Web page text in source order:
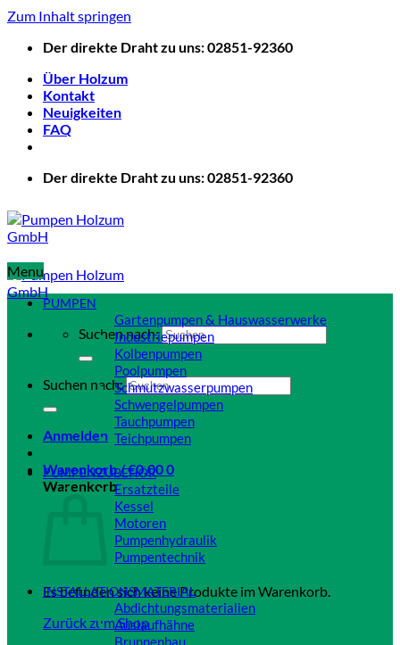
Zum Inhalt springen
Der direkte Draht zu uns: 02851-92360
Über Holzum
Kontakt
Neuigkeiten
FAQ
Der direkte Draht zu uns: 02851-92360
Suchen nach:
Suchen nach:
Anmelden
Warenkorb /€0,000
Warenkorb
Es befinden sich keine Produkte im Warenkorb.
Zurück zum Shop
Menu
PUMPEN
Gartenpumpen & Hauswasserwerke
Industriepumpen
Kolbenpumpen
Poolpumpen
Schmutzwasserpumpen
Schwengelpumpen
Tauchpumpen
Teichpumpen
PUMPENZUBEHÖR
Ersatzteile
Kessel
Motoren
Pumpenhydraulik
Pumpentechnik
INSTALLATIONSMATERIAL
Abdichtungsmaterialien
Auslaufhähne
Brunnenbau